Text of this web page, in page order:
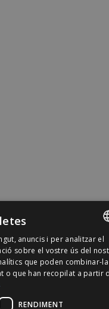
SPANISH
CATALÀ
anuncis i per analitzar el
sobre el vostre ús del
que poden combinar-
o que han recopilat a partir
RENDIMENT